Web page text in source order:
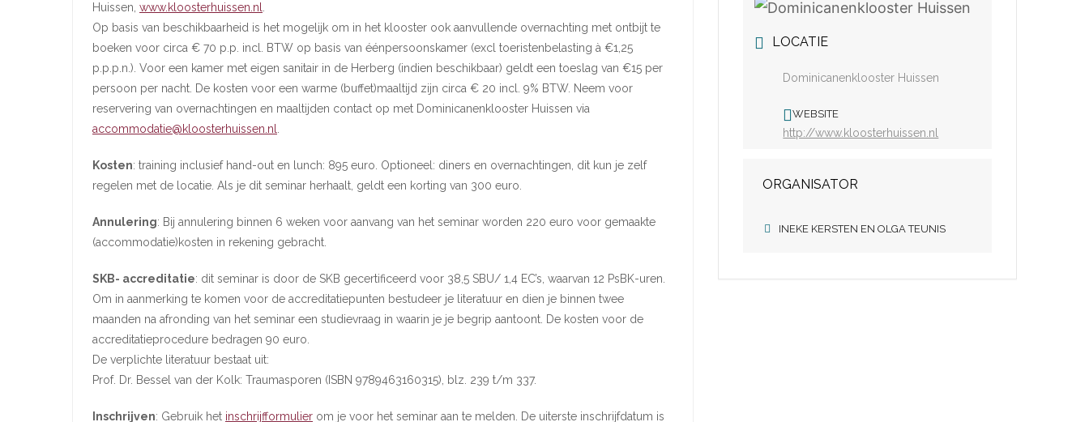
Huissen, www.kloosterhuissen.nl
Op basis van beschikbaarheid is het mogelijk om in het klooster ook aanvullende overnachting met ontbijt te
boeken voor circa € 70 p.p. incl. BTW op basis van éénpersoonskamer (excl toeristenbelasting à €1,25
p.p.p.n.). Voor een kamer met eigen sanitair in de Herberg (indien beschikbaar) geldt een toeslag van €15 per
persoon per nacht. De kosten voor een warme (buffet)maaltijd zijn circa € 20 incl. 9% BTW. Neem voor
reservering van overnachtingen en maaltijden contact op met Dominicanenklooster Huissen via
accommodatie@kloosterhuissen.nl
Kosten: training inclusief hand-out en lunch: 895 euro. Optioneel: diners en overnachtingen, dit kun je zelf
regelen met de locatie. Als je dit seminar herhaalt, geldt een korting van 300 euro.
Annulering: Bij annulering binnen 6 weken voor aanvang van het seminar worden 220 euro voor gemaakte
(accommodatie)kosten in rekening gebracht.
SKB- accreditatie: dit seminar is door de SKB gecertificeerd voor 38,5 SBU/ 1,4 EC’s, waarvan 12 PsBK-uren.
Om in aanmerking te komen voor de accreditatiepunten bestudeer je literatuur en dien je binnen twee
maanden na afronding van het seminar een studievraag in waarin je je begrip aantoont. De kosten voor de
accreditatieprocedure bedragen 90 euro.
De verplichte literatuur bestaat uit:
Prof. Dr. Bessel van der Kolk: Traumasporen (ISBN 9789463160315), blz. 239 t/m 337.
Inschrijven: Gebruik het inschrijfformulier om je voor het seminar aan te melden. De uiterste inschrijfdatum is
LOCATIE
Dominicanenklooster Huissen
WEBSITE
http://www.kloosterhuissen.nl
ORGANISATOR
INEKE KERSTEN EN OLGA TEUNIS